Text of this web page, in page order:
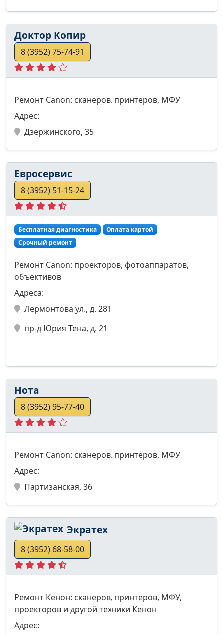
Доктор Копир
8 (3952) 75-74-91
Ремонт Canon: сканеров, принтеров, МФУ
Адрес:
Дзержинского, 35
Евросервис
8 (3952) 51-15-24
Бесплатная диагностика
Оплата картой
Срочный ремонт
Ремонт Canon: проекторов, фотоаппаратов,
объективов
Адреса:
Лермонтова ул., д. 281
пр-д Юрия Тена, д. 21
Нота
8 (3952) 95-77-40
Ремонт Canon: сканеров, принтеров, МФУ
Адрес:
Партизанская, 36
Экратех
8 (3952) 68-58-00
Ремонт Кенон: сканеров, принтеров, МФУ,
проекторов и другой техники Кенон
Адрес: